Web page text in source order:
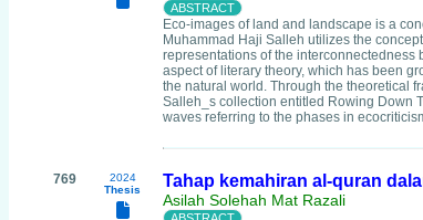
Eco-images of land and landscape is a
Muhammad Haji Salleh utilizes the
representations of the
aspect of literary theory, which has been
the natural world. Through the theoretical
Salleh_s collection entitled Rowing Down
waves referring to the phases in
769
2024
Thesis
Tahap kemahiran al-quran
Asilah Solehah Mat Razali